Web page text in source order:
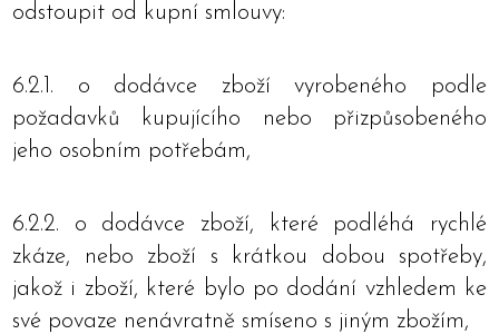
odstoupit od kupní smlouvy:
6.2.1. o dodávce zboží vyrobeného podle
požadavků kupujícího nebo přizpůsobeného
jeho osobním potřebám,
6.2.2. o dodávce zboží, které podléhá rychlé
zkáze, nebo zboží s krátkou dobou spotřeby,
jakož i zboží, které bylo po dodání vzhledem ke
své povaze nenávratně smíseno s jiným zbožím,